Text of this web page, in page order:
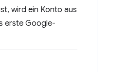
wird ein Konto aus
erste Google-